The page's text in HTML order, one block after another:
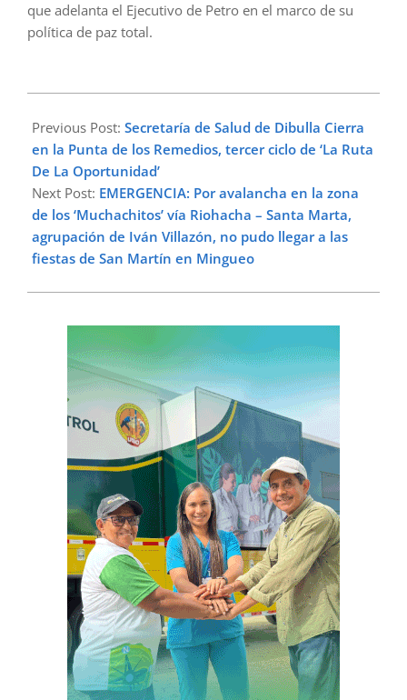
que adelanta el Ejecutivo de Petro en el marco de su
política de paz total.
11-
11
Previous Post: Secretaría de Salud de Dibulla Cierra
en la Punta de los Remedios, tercer ciclo de ‘La Ruta
De La Oportunidad’
Next Post: EMERGENCIA: Por avalancha en la zona
de los ‘Muchachitos’ vía Riohacha – Santa Marta,
agrupación de Iván Villazón, no pudo llegar a las
fiestas de San Martín en Mingueo